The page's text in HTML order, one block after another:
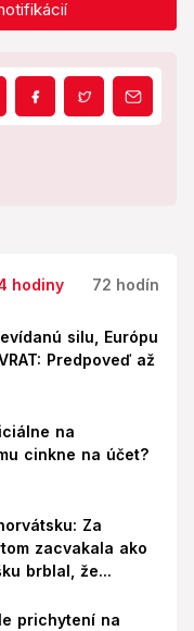
hodiny 72 hodín
silu, Európu
Predpoveď až
na
cinkne na účet?
Za
zacvakala ako
brblal, že...
prichytení na